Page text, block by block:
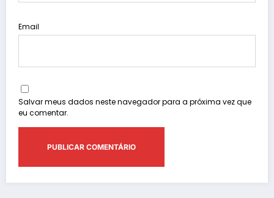
Email
Salvar meus dados neste navegador para a próxima vez que
eu comentar.